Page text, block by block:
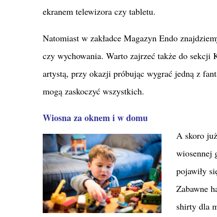
ekranem telewizora czy tabletu.
Natomiast w zakładce Magazyn Endo
czy wychowania. Warto zajrzeć także do sekcji
artystą, przy okazji próbując wygrać jedną z
mogą zaskoczyć wszystkich.
Wiosna za oknem i w domu
A skoro
wiosennej
pojawiły
Zabawne
shirty dla